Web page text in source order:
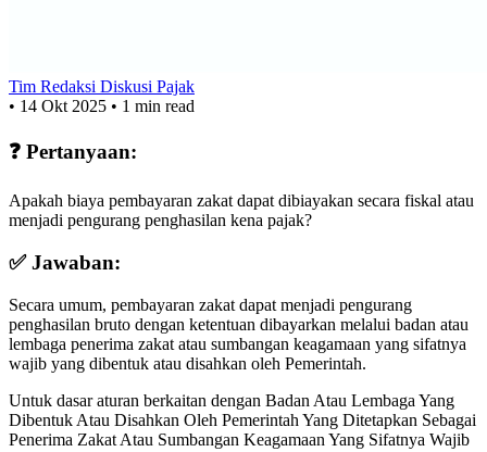
Tim Redaksi Diskusi Pajak
• 14 Okt 2025 • 1 min read
❓ Pertanyaan:
Apakah biaya pembayaran zakat dapat dibiayakan secara fiskal atau
menjadi pengurang penghasilan kena pajak?
✅ Jawaban:
Secara umum, pembayaran zakat dapat menjadi pengurang
penghasilan bruto dengan ketentuan dibayarkan melalui badan atau
lembaga penerima zakat atau sumbangan keagamaan yang sifatnya
wajib yang dibentuk atau disahkan oleh Pemerintah.
Untuk dasar aturan berkaitan dengan Badan Atau Lembaga Yang
Dibentuk Atau Disahkan Oleh Pemerintah Yang Ditetapkan Sebagai
Penerima Zakat Atau Sumbangan Keagamaan Yang Sifatnya Wajib